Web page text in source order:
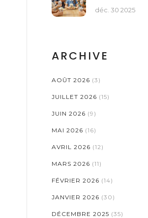
FAÇONNENT NOS
déc. 30 2025
ARCHIVE
AOÛT 2026 (3)
JUILLET 2026 (15)
JUIN 2026 (9)
MAI 2026 (16)
AVRIL 2026 (12)
MARS 2026 (11)
FÉVRIER 2026 (14)
JANVIER 2026 (30)
DÉCEMBRE 2025 (35)